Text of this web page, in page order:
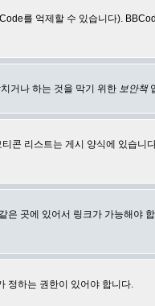
를 억제할 수 있습니다).
거나 하는 것을 막기 위한 보안책
콘 리스트는 게시 양식에 있습
곳에 있어서 링크가 가능해야
정하는 권한이 있어야 합니다.